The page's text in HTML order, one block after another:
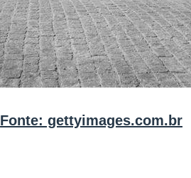
Fonte: gettyimages.com.br